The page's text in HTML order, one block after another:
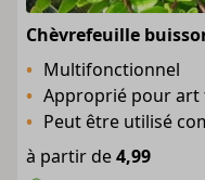
Chèvrefeuille
Multifonctionnel
Approprié pour art
Peut être utilisé comme plante
à partir de4,99